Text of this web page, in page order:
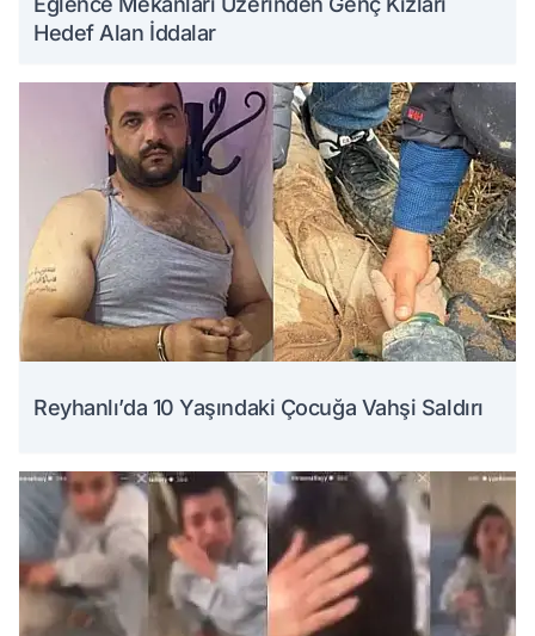
Hedef Alan İddalar
Reyhanlı’da 10 Yaşındaki Çocuğa Vahşi Saldırı